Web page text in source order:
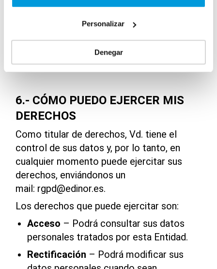
Personalizar
Denegar
relación contractual, mientras que exista un
requisito legal que lo obligue o mientras
que hagan que no podamos tratar sus
datos.
6.- CÓMO PUEDO EJERCER MIS
DERECHOS
Como titular de derechos, Vd. tiene el
control de sus datos y, por lo tanto, en
cualquier momento puede ejercitar sus
derechos, enviándonos un
mail: rgpd@edinor.es.
Los derechos que puede ejercitar son:
Acceso – Podrá consultar sus datos
personales tratados por esta Entidad.
Rectificación – Podrá modificar sus